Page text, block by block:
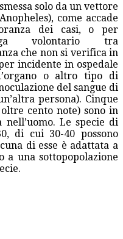
solo da un vettore
come accade
dei casi, o per
volontario tra
che non si verifica in
incidente in ospedale
o altro tipo di
del sangue di
persona). Cinque
cento note) sono in
Le specie di
di cui 30-40 possono
di esse è adattata a
a una sottopopolazione